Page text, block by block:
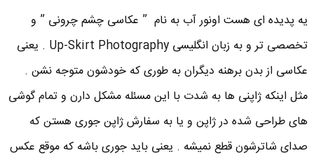
یه پدیده ای هست اونور آب به نام ” عکاسی چشم چرونی ” و
تخصصی تر و به زبان انگلیسی Up-Skirt Photography . یعنی
عکاسی از بدن برهنه دیگران به طوری که خودشون متوجه نشن .
مثل اینکه ژاپنی ها به شدت با این مسئله مشکل دارن و تمام گوشی
های طراحی شده در ژاپن و یا به سفارش ژاپن جوری هستن که
صدای شاترشون قطع نمیشه . یعنی باید جوری باشه که موقع عکس